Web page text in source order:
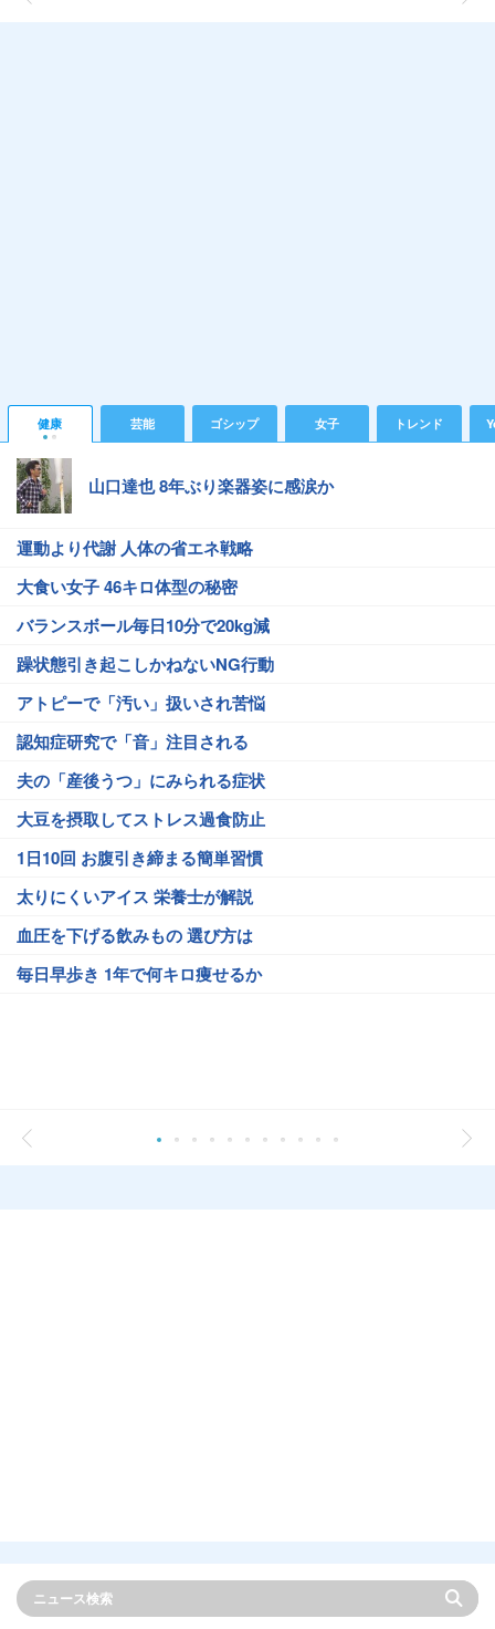
健康 芸能 ゴシップ 女子 トレンド
山口達也 8年ぶり楽器姿に感涙か
運動より代謝 人体の省エネ戦略
大食い女子 46キロ体型の秘密
バランスボール毎日10分で20kg減
躁状態引き起こしかねないNG行動
アトピーで「汚い」扱いされ苦悩
認知症研究で「音」注目される
夫の「産後うつ」にみられる症状
大豆を摂取してストレス過食防止
1日10回 お腹引き締まる簡単習慣
太りにくいアイス 栄養士が解説
血圧を下げる飲みもの 選び方は
毎日早歩き 1年で何キロ痩せるか